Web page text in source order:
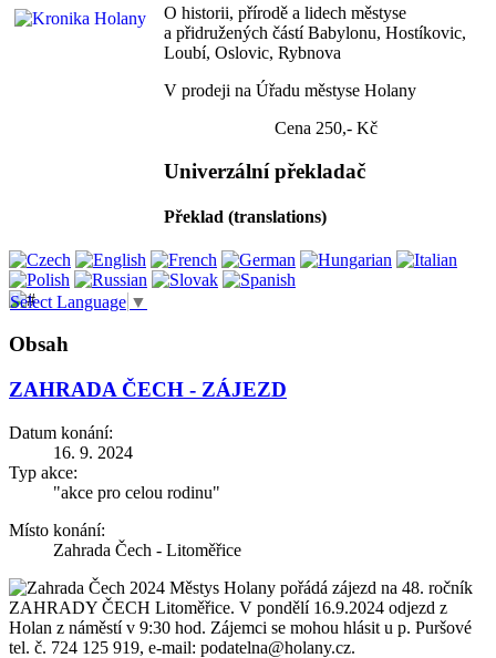
O historii, přírodě a lidech městyse
a přidružených částí Babylonu, Hostíkovic,
Loubí, Oslovic, Rybnova
V prodeji na Úřadu městyse Holany
Cena 250,- Kč
Univerzální překladač
Překlad (translations)
Select Language ▼
Obsah
ZAHRADA ČECH - ZÁJEZD
Datum konání:
16. 9. 2024
Typ akce:
"akce pro celou rodinu"
Místo konání:
Zahrada Čech - Litoměřice
Městys Holany pořádá zájezd na 48. ročník
ZAHRADY ČECH Litoměřice. V pondělí 16.9.2024 odjezd z
Holan z náměstí v 9:30 hod. Zájemci se mohou hlásit u p. Puršové
tel. č. 724 125 919, e-mail: podatelna@holany.cz.